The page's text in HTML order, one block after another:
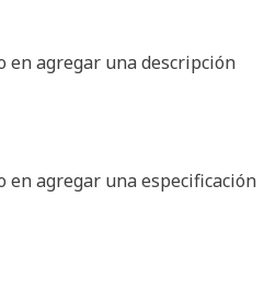
en agregar una descripción
en agregar una especificación